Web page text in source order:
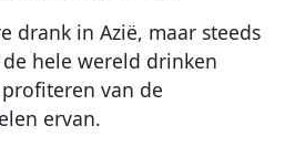
drank in Azië, maar steeds
hele wereld drinken
van de
ervan.